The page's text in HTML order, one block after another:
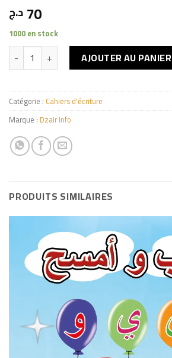
70 د.ج
1000 en stock
quantité de كراس الخط بالعربية 16 ص
AJOUTER AU PANIER
Catégorie : Cahiers d'écriture
Marque : Dzair Info
PRODUITS SIMILAIRES